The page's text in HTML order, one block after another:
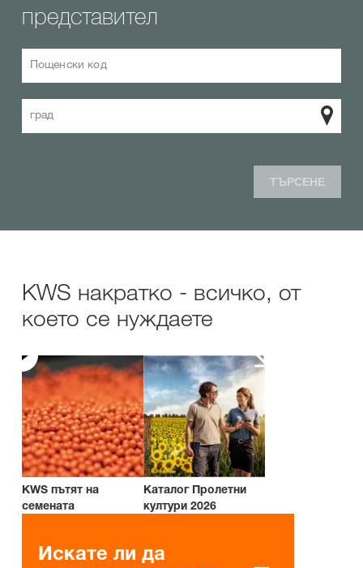
представител
Пощенски код
град
ТЪРСЕНЕ
KWS накратко - всичко, от
което се нуждаете
KWS пътят на
семената
Каталог Пролетни
култури 2026
Искате ли да